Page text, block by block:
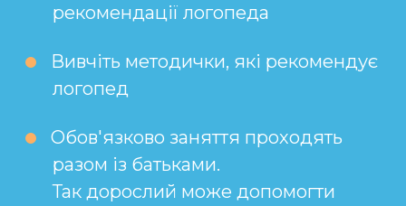
рекомендації логопеда
Вивчіть методички, які рекомендує
логопед
Обов'язково заняття проходять
разом із батьками.
Так дорослий може допомогти